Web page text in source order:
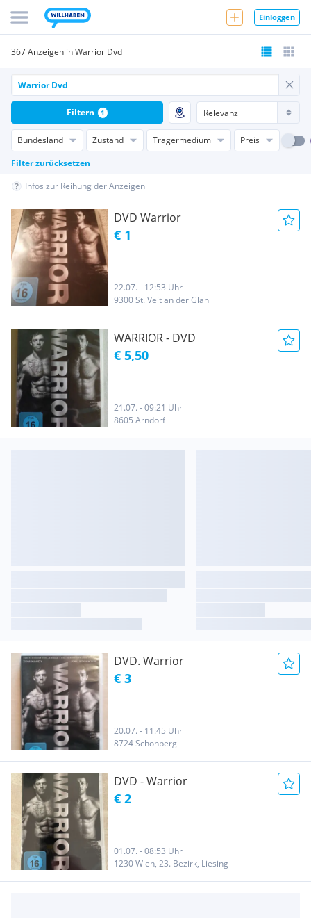
Einloggen
367 Anzeigen in Warrior Dvd
Bundesland Zustand Trägermedium
Preis
Filter zurücksetzen
Filtern 1
Infos zur Reihung der Anzeigen
DVD Warrior
€ 1
22.07. - 12:53 Uhr
9300 St. Veit an der Glan
WARRIOR - DVD
€ 5,50
21.07. - 09:21 Uhr
8605 Arndorf
DVD. Warrior
€ 3
20.07. - 11:45 Uhr
8724 Schönberg
DVD - Warrior
€ 2
01.07. - 08:53 Uhr
1230 Wien, 23. Bezirk, Liesing